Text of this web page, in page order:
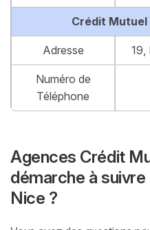
Crédit
Adresse 19,
Numéro de
Téléphone
Agences Crédit
démarche à
Nice ?